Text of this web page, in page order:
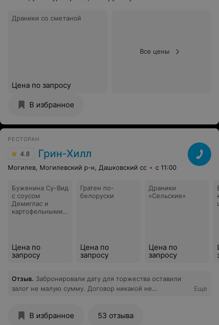
Драники со сметаной
Цена по запросу
Все цены
В избранное
РЕСТОРАН
4.8 Грин-Хилл
Могилев, Могилевский р-н, Дашковский сс с 11:00
Буженина Су-Вид
с соусом
Демиглас и
картофельными
Цена по
запросу
Гратен по-
белоруски
Цена по
запросу
Драники
«Сельские»
Цена по
запросу
Отзыв. Забронировали дату для торжества оставили
залог не малую сумму. Договор никакой не
важными обстоятельствами. На что услышали деньги
Еще
В избранное 53 отзыва